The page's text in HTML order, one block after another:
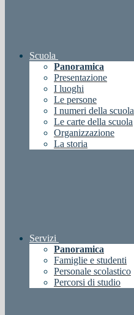
Scuola
Panoramica
Presentazione
I luoghi
Le persone
I numeri della scuola
Le carte della scuola
Organizzazione
La storia
Servizi
Panoramica
Famiglie e studenti
Personale scolastico
Percorsi di studio